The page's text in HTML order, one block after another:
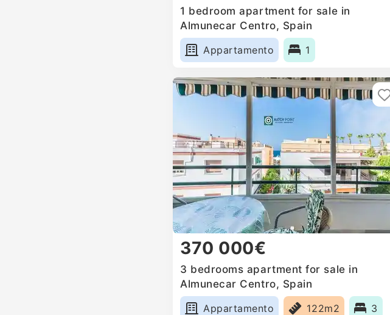
1 bedroom apartment for sale in
Almunecar Centro, Spain
Appartamento
1
370 000€
3 bedrooms apartment for sale in
Almunecar Centro, Spain
Appartamento
122m2 3